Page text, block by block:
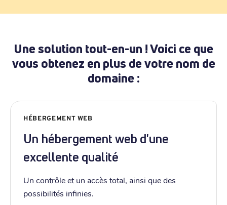
Une solution tout-en-un ! Voici ce que
vous obtenez en plus de votre nom de
domaine :
HÉBERGEMENT WEB
Un hébergement web d'une
excellente qualité
Un contrôle et un accès total, ainsi que des
possibilités infinies.